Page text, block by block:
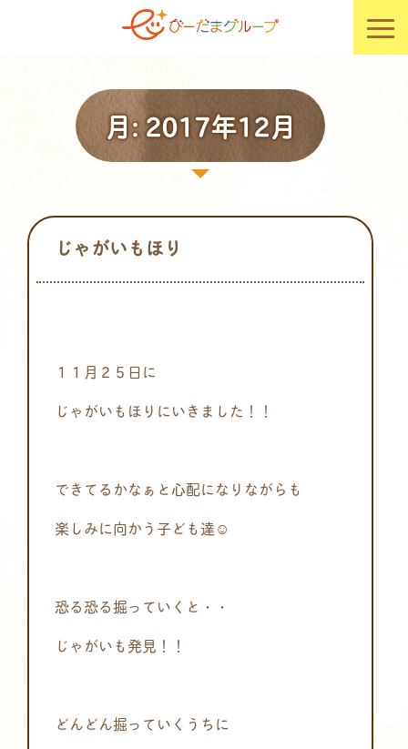
月:2017年12月
じゃがいもほり
１１月２５日に
じゃがいもほりにいきました！！
できてるかなぁと心配になりながらも
楽しみに向かう子ども達☺
恐る恐る掘っていくと・・
じゃがいも発見！！
どんどん掘っていくうちに